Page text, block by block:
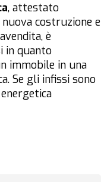
, attestato
costruzione e
è
in quanto
immobile in una
Se gli infissi sono